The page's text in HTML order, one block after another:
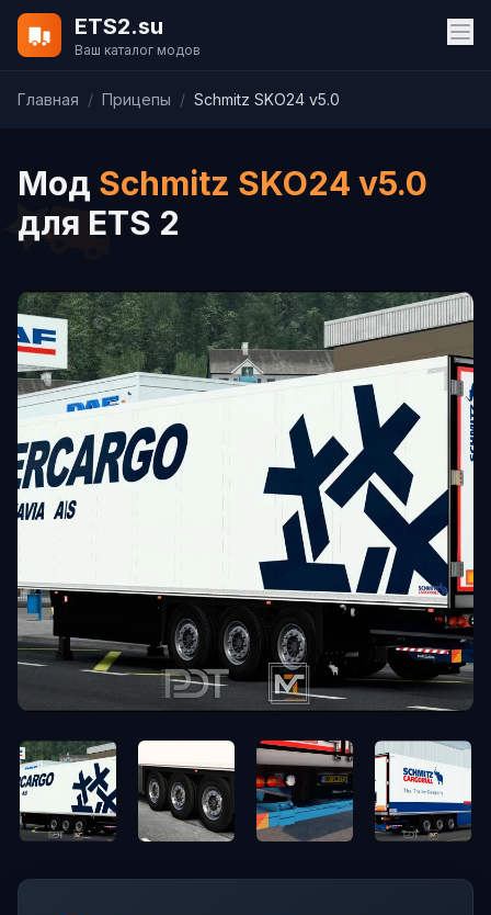
ETS2.su
Ваш каталог модов
Главная / Прицепы / Schmitz SKO24 v5.0
Мод Schmitz SKO24 v5.0
для ETS 2